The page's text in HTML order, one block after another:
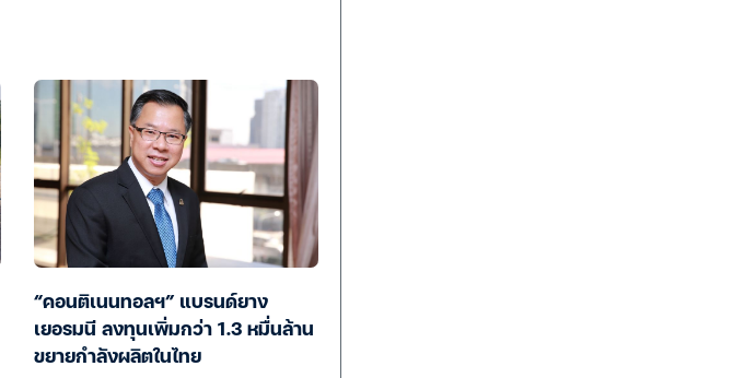
“คอนติเนนทอลฯ” แบรนด์ยาง
เยอรมนี ลงทุนเพิ่มกว่า 1.3 หมื่นล้าน
ขยายกำลังผลิตในไทย